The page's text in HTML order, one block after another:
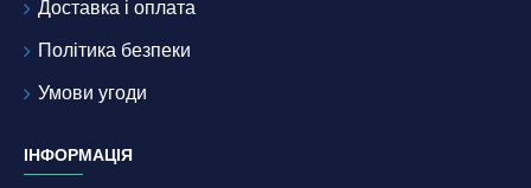
Доставка і оплата
Політика безпеки
Умови угоди
ІНФОРМАЦІЯ